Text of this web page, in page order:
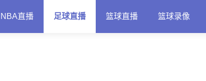
NBA直播 足球直播 篮球直播 篮球录像